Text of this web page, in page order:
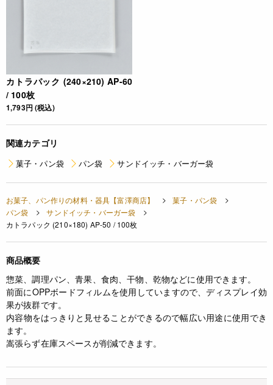
カトラパック (240×210) AP-60
/ 100枚
1,793円 (税込)
関連カテゴリ
菓子・パン袋 パン袋 サンドイッチ・バーガー袋
お菓子、パン作りの材料・器具【富澤商店】
菓子・パン袋
パン袋
サンドイッチ・バーガー袋
カトラパック (210×180) AP-50 / 100枚
商品概要
惣菜、調理パン、青果、食肉、干物、乾物などに使用できます。
前面にOPPボードフィルムを使用していますので、ディスプレイ効
果が抜群です。
内容物をはっきりと見せることができるので幅広い用途に使用でき
ます。
嵩張らず在庫スペースが削減できます。